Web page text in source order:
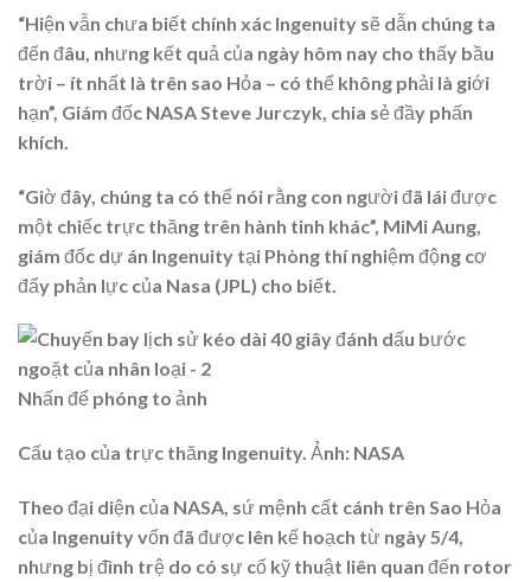
“Hiện vẫn chưa biết chính xác Ingenuity sẽ dẫn chúng ta
đến đâu, nhưng kết quả của ngày hôm nay cho thấy bầu
trời – ít nhất là trên sao Hỏa – có thể không phải là giới
hạn”, Giám đốc NASA Steve Jurczyk, chia sẻ đầy phấn
khích.
“Giờ đây, chúng ta có thể nói rằng con người đã lái được
một chiếc trực thăng trên hành tinh khác”, MiMi Aung,
giám đốc dự án Ingenuity tại Phòng thí nghiệm động cơ
đẩy phản lực của Nasa (JPL) cho biết.
Nhấn để phóng to ảnh
Cấu tạo của trực thăng Ingenuity. Ảnh: NASA
Theo đại diện của NASA, sứ mệnh cất cánh trên Sao Hỏa
của Ingenuity vốn đã được lên kế hoạch từ ngày 5/4,
nhưng bị đình trệ do có sự cố kỹ thuật liên quan đến rotor